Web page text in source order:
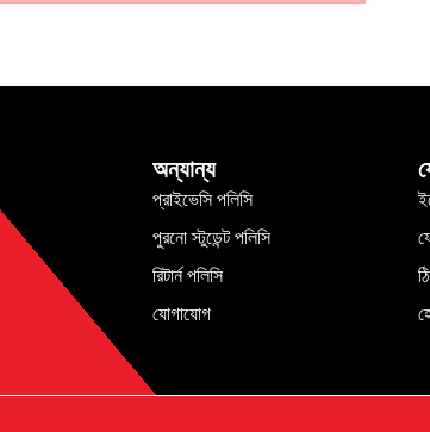
অন্যান্য
প্রাইভেসি পলিসি
পুরনো স্টুডেন্ট পলিসি
রিটার্ন পলিসি
যোগাযোগ